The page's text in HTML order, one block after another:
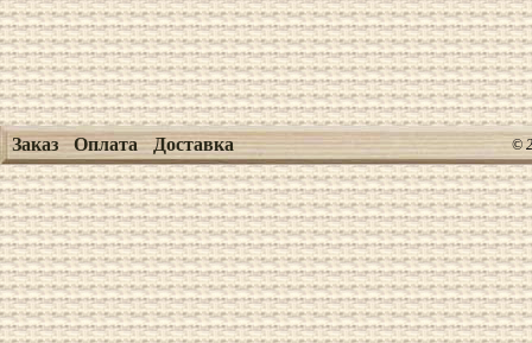
Заказ Оплата Доставка ©